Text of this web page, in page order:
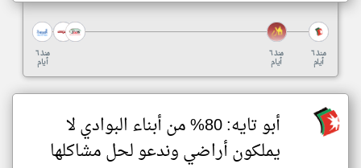
منذ ٦
أيام
منذ ٦
أيام
منذ ٦
أيام
أبو تايه: 80% من أبناء البوادي لا
يملكون أراضي وندعو لحل مشاكلها